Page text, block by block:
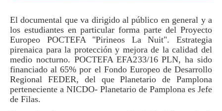
El documental que va dirigido al público en general y a
los estudiantes en particular forma parte del Proyecto
Europeo POCTEFA "Pirineos La Nuit". Estrategia
pirenaica para la protección y mejora de la calidad del
medio nocturno. POCTEFA EFA233/16 PLN, ha sido
financiado al 65% por el Fondo Europeo de Desarrollo
Regional FEDER, del que Planetario de Pamplona
perteneciente a NICDO- Planetario de Pamplona es Jefe
de Filas.